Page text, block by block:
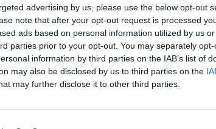
advertising by us, please use the below opt-out
note that after your opt-out request is processed
ads based on personal information utilized by us
parties prior to your opt-out. You may separately
information by third parties on the IAB’s list of
may also be disclosed by us to third parties on the
may further disclose it to other third parties.
“Fidanza ha preso
di sole, Cgil non si gira
dall'altra parte”